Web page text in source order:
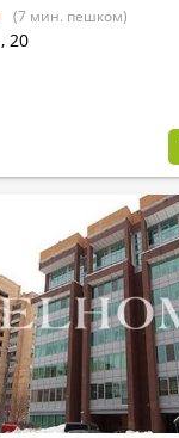
(7 мин. пешком)
, 20